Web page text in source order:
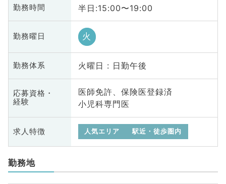
勤務時間 半日:15:00〜19:00
勤務曜日 火
勤務体系 火曜日 : 日勤午後
応募資格・
経験
医師免許、保険医登録済
小児科専門医
求人特徴 人気エリア 駅近・徒歩圏内
勤務地